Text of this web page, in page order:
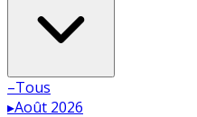
–Tous
▸Août 2026